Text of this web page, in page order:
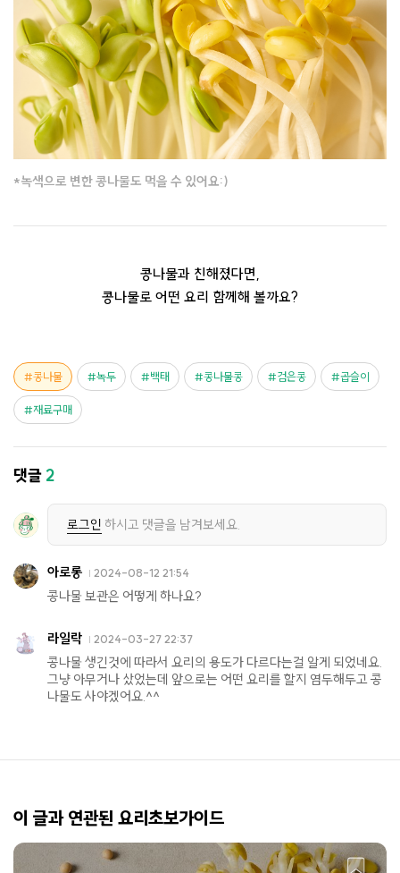
*녹색으로 변한 콩나물도 먹을 수 있어요:)
콩나물과 친해졌다면,
콩나물로 어떤 요리 함께해 볼까요?
콩나물 녹두 백태 콩나물콩 검은콩 곱슬이
재료구매
댓글2
로그인 하시고 댓글을 남겨보세요.
아로롱 2024-08-12 21:54
콩나물 보관은 어떻게 하나요?
라일락 2024-03-27 22:37
콩나물 생긴것에 따라서 요리의 용도가 다르다는걸 알게 되었네요.
그냥 아무거나 샀었는데 앞으로는 어떤 요리를 할지 염두해두고 콩
나물도 사야겠어요.^^
이 글과 연관된 요리초보가이드